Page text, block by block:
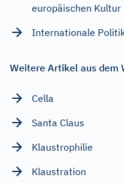
europäischen Kultur
Internationale
Weitere Artikel aus dem
Cella
Santa Claus
Klaustrophilie
Klaustration